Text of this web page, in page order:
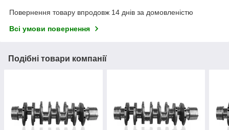
Повернення товару впродовж 14 днів за домовленістю
Всі умови повернення
Подібні товари компанії